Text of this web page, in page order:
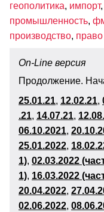
геополитика, импорт,
промышленность,
производство,
On-Line версия
Продолжение.
25.01.21, 12.02.21,
.21, 14.07.21,
06.10.2021,
25.01.2022,
1), 02.03.2022
1), 16.03.2022
20.04.2022,
02.06.2022,